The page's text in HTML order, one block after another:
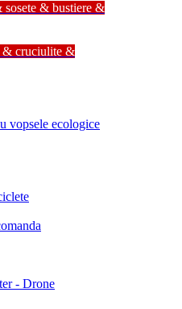
sosete & bustiere &
& cruciulite &
vopsele ecologice
- Drone